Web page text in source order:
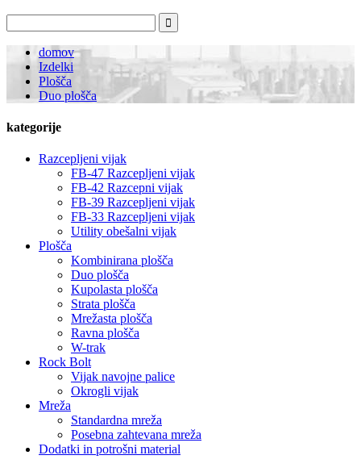
domov
Izdelki
Plošča
Duo plošča
kategorije
Razcepljeni vijak
FB-47 Razcepljeni vijak
FB-42 Razcepni vijak
FB-39 Razcepljeni vijak
FB-33 Razcepljeni vijak
Utility obešalni vijak
Plošča
Kombinirana plošča
Duo plošča
Kupolasta plošča
Strata plošča
Mrežasta plošča
Ravna plošča
W-trak
Rock Bolt
Vijak navojne palice
Okrogli vijak
Mreža
Standardna mreža
Posebna zahtevana mreža
Dodatki in potrošni material